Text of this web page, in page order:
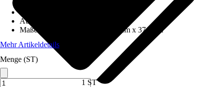
Ausführung
Maße (BxHxT)
56.5 cm x 46.9 cm x 37.9 cm
Mehr Artikeldetails
Menge (ST)
1 ST